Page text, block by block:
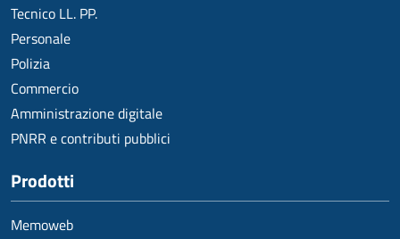
Tecnico LL. PP.
Personale
Polizia
Commercio
Amministrazione digitale
PNRR e contributi pubblici
Prodotti
Memoweb